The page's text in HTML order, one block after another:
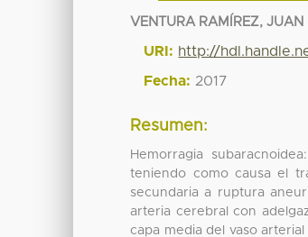
VENTURA RAMÍREZ,
URI: http://
Fecha: 2017
Resumen:
Hemorragia
teniendo como causa el
secundaria a ruptura
arteria cerebral con
capa media del vaso